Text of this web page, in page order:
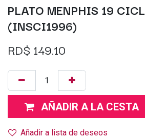
PLATO MENPHIS 19
(INSCI1996)
RD$ 149.10
AÑADIR A LA CESTA
Añadir a lista de deseos